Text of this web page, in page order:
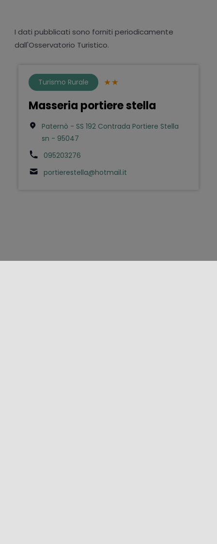
I dati pubblicati sono forniti periodicamente
dall'Osservatorio Turistico.
Turismo Rurale
Masseria portiere stella
Paternò - SS 192 Contrada Portiere Stella
sn - 95047
095203276
portierestella@hotmail.it